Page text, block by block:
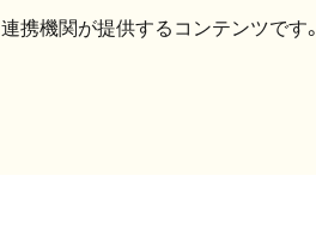
連携機関が提供するコンテンツです。